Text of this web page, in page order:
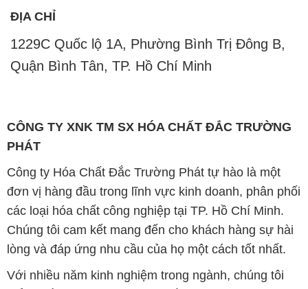
ĐỊA CHỈ
1229C Quốc lộ 1A, Phường Bình Trị Đông B,
Quận Bình Tân, TP. Hồ Chí Minh
CÔNG TY XNK TM SX HÓA CHẤT ĐẮC TRƯỜNG
PHÁT
Công ty Hóa Chất Đắc Trường Phát tự hào là một
đơn vị hàng đầu trong lĩnh vực kinh doanh, phân phối
các loại hóa chất công nghiệp tại TP. Hồ Chí Minh.
Chúng tôi cam kết mang đến cho khách hàng sự hài
lòng và đáp ứng nhu cầu của họ một cách tốt nhất.
Với nhiều năm kinh nghiệm trong ngành, chúng tôi